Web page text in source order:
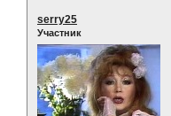
serry25
Участник